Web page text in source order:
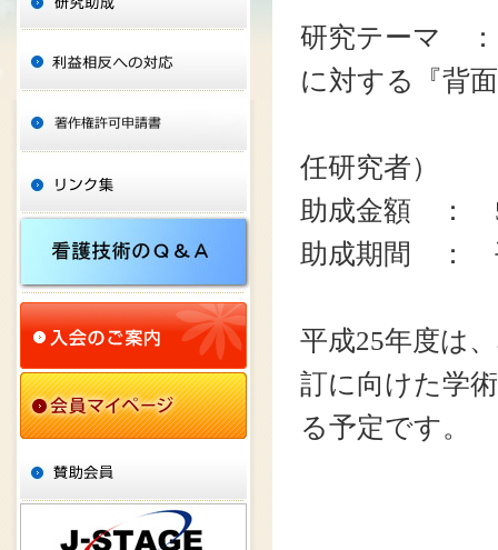
研究テーマ ：
に対する『背
任研究者）
助成金額 ：
助成期間 ：
平成25年度は
訂に向けた学
る予定です。